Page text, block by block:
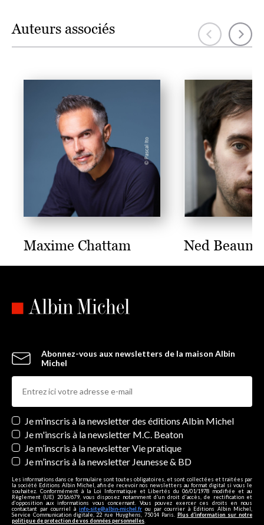
Auteurs associés
Maxime Chattam Ned
Abonnez-vous aux newsletters de la maison Albin
Michel
Newsletters
Je m’inscris à la newsletter des éditions Albin Michel
Je m'inscris à la newsletter M.C. Beaton
Je m’inscris à la newsletter Vie pratique
Je m’inscris à la newsletter Jeunesse & BD
Les informations dans ce formulaire sont toutes obligatoires, et sont collectées et traitées par
la société Editions Albin Michel, afin de recevoir nos newsletters au format digital si vous le
souhaitez. Conformément à la Loi Informatique et Libertés du 06/01/1978 modifiée et au
Règlement (UE) 2016/679, vous disposez notamment d'un droit d'accès, de rectification et
d’opposition aux informations vous concernant. Vous pouvez exercer ces droits en nous
contactant par courriel à info-site@albin-michel.fr ou par courrier à Editions Albin Michel,
Service Communication digitale, 22 rue Huyghens, 75014 Paris. Plus d’information sur notre
politique de protection de vos données personnelles.